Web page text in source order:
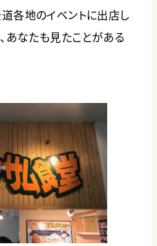
各地のイベントに出店し
あなたも見たことがある